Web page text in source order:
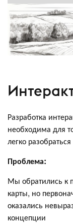
Разработка
необходима для
легко
Проблема:
Мы обратились к
карты, но
оказались
концепции